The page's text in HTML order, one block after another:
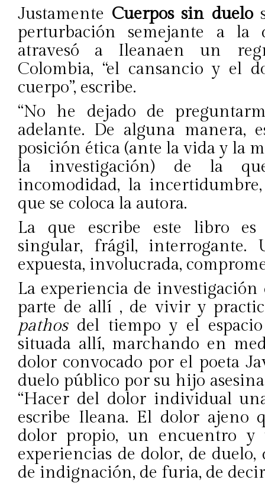
Justamente Cuerpos sin duelo
perturbación semejante a
atravesó a Ileanaen un
Colombia, “el cansancio y el
cuerpo”, escribe.
“No he dejado de
adelante. De alguna manera,
posición ética (ante la vida y la
la investigación) de la
incomodidad, la
que se coloca la autora.
La que escribe este libro
singular, frágil, interrogante.
expuesta, involucrada,
La experiencia de
parte de allí , de vivir y
pathosdel tiempo y el
situada allí, marchando en
dolor convocado por el poeta
duelo público por su hijo
“Hacer del dolor individual
escribe Ileana. El dolor ajeno
dolor propio, un encuentro y
experiencias de dolor, de
de indignación, de furia, de decir